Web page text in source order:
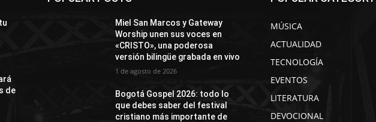
de
Miel San Marcos y Gateway
Worship unen sus voces en
«CRISTO», una poderosa
versión bilingüe grabada en vivo
1 de agosto de 2026
Bogotá Gospel 2026: todo lo
que debes saber del festival
cristiano más importante de
MÚSICA
ACTUALIDAD
TECNOLOGÍA
EVENTOS
LITERATURA
DEVOCIONAL